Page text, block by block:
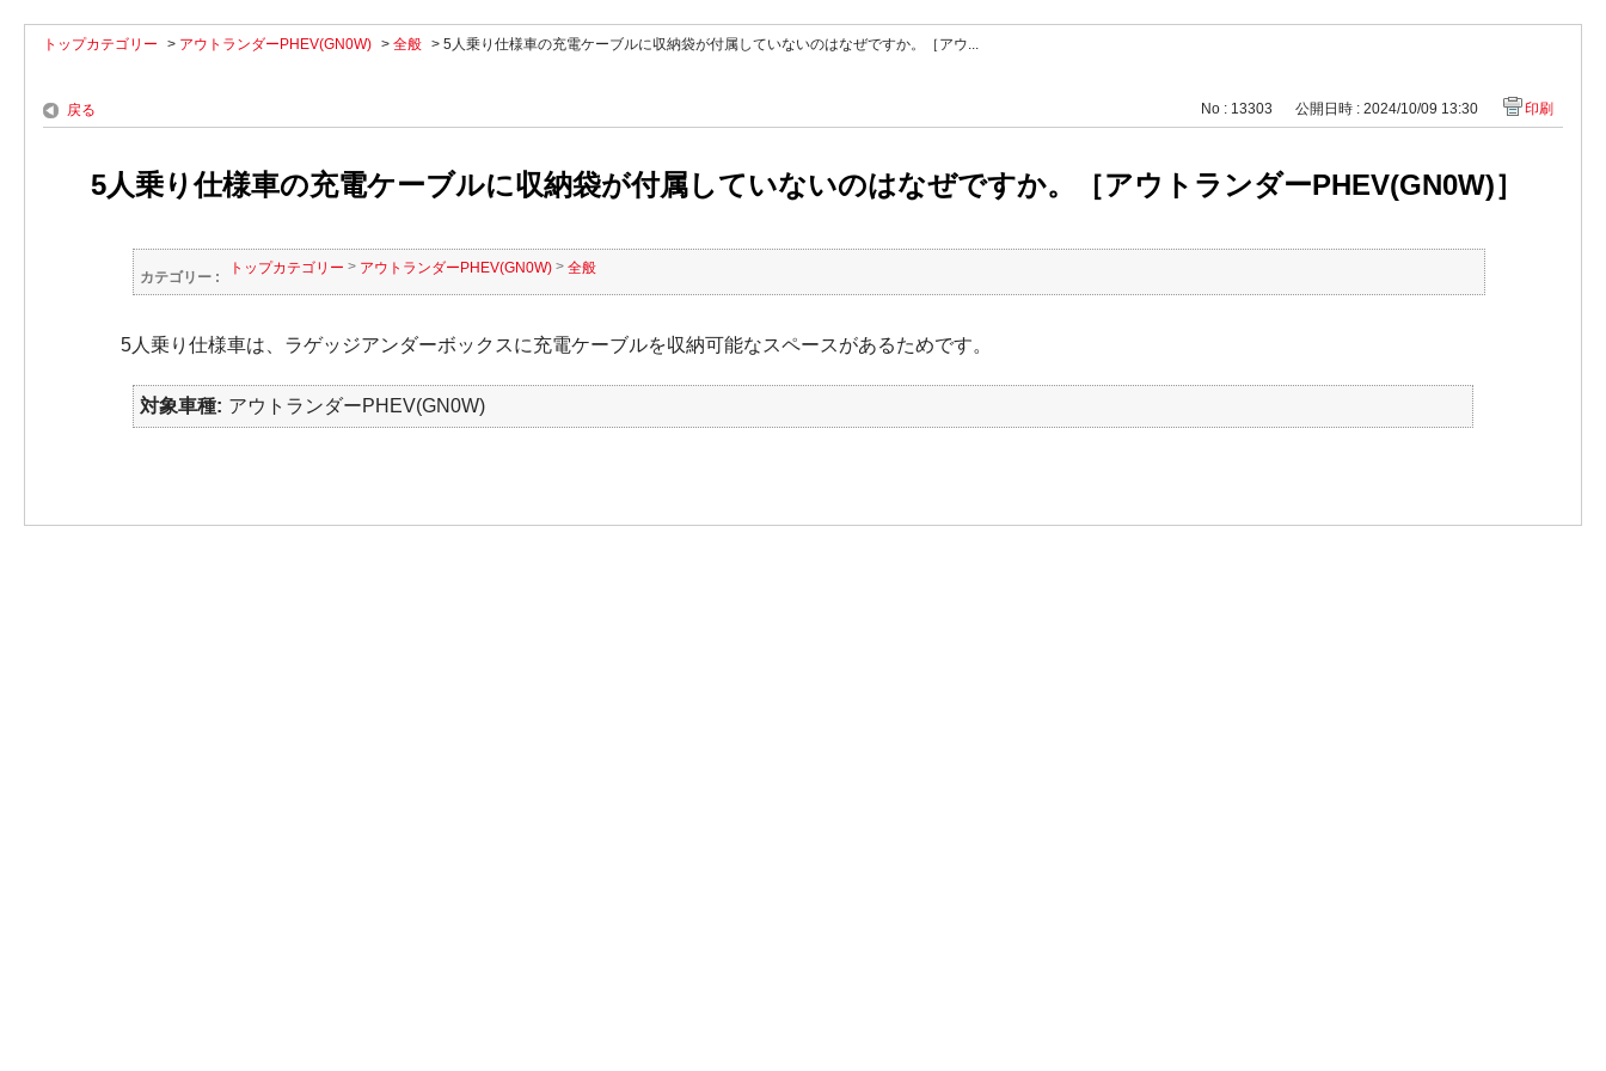
トップカテゴリー > アウトランダーPHEV(GN0W) > 全般 > 5人乗り仕様車の充電ケーブルに収納袋が付属していないのはなぜですか。［アウ...
戻る No : 13303 公開日時 : 2024/10/09 13:30 印刷
5人乗り仕様車の充電ケーブルに収納袋が付属していないのはなぜですか。［アウトランダーPHEV(GN0W)］
カテゴリー :
トップカテゴリー > アウトランダーPHEV(GN0W) > 全般
5人乗り仕様車は、ラゲッジアンダーボックスに充電ケーブルを収納可能なスペースがあるためです。
対象車種 アウトランダーPHEV(GN0W)